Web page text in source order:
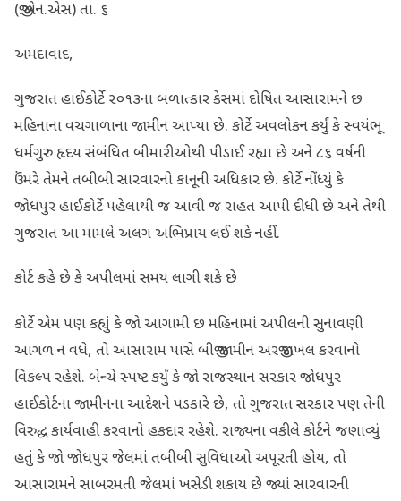
(જી.એન.એસ) તા. ૬
અમદાવાદ,
ગુજરાત હાઈકોર્ટે ૨૦૧૩ના બળાત્કાર કેસમાં દોષિત આસારામને છ
મહિનાના વચગાળાના જામીન આપ્યા છે. કોર્ટે અવલોકન કર્યું કે સ્વયંભૂ
ધર્મગુરુ હૃદય સંબંધિત બીમારીઓથી પીડાઈ રહ્યા છે અને ૮૬ વર્ષની
ઉંમરે તેમને તબીબી સારવારનો કાનૂની અધિકાર છે. કોર્ટે નોંધ્યું કે
જોધપુર હાઈકોર્ટે પહેલાથી જ આવી જ રાહત આપી દીધી છે અને તેથી
ગુજરાત આ મામલે અલગ અભિપ્રાય લઈ શકે નહીં.
કોર્ટ કહે છે કે અપીલમાં સમય લાગી શકે છે
કોર્ટે એમ પણ કહ્યું કે જો આગામી છ મહિનામાં અપીલની સુનાવણી
આગળ ન વધે, તો આસારામ પાસે બીજી જામીન અરજી દાખલ કરવાનો
વિકલ્પ રહેશે. બેન્ચે સ્પષ્ટ કર્યું કે જો રાજસ્થાન સરકાર જોધપુર
હાઈકોર્ટના જામીનના આદેશને પડકારે છે, તો ગુજરાત સરકાર પણ તેની
વિરુદ્ધ કાર્યવાહી કરવાનો હકદાર રહેશે. રાજ્યના વકીલે કોર્ટને જણાવ્યું
હતું કે જો જોધપુર જેલમાં તબીબી સુવિધાઓ અપૂરતી હોય, તો
આસારામને સાબરમતી જેલમાં ખસેડી શકાય છે જ્યાં સારવારની